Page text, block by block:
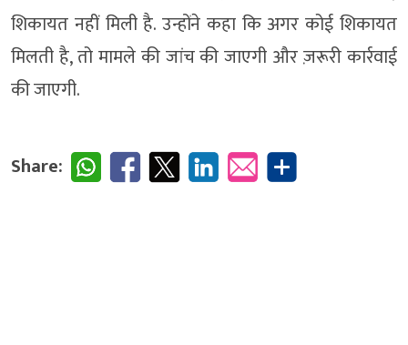
शिकायत नहीं मिली है. उन्होंने कहा कि अगर कोई शिकायत
मिलती है, तो मामले की जांच की जाएगी और ज़रूरी कार्रवाई
की जाएगी.
Share: